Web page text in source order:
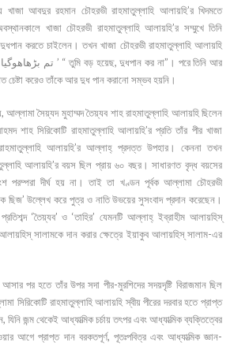
খাজা আবদুর রহমান চৌহরভী রাহমাতুল্লাহি আলায়হি’র খিদমতে
খাজা চৌহরভী রাহমাতুল্লাহি আলায়হি’র সম্মুখে তিনি
করতে চাইলেন। তখন খাজা চৌহরভী রাহমাতুল্লাহি আলায়হি
চেষ্টা করেও তাঁকে আর দুধ পান করানো সম্ভব হয়নি।
আল্লামা সৈয়্যদ মুহাম্মদ তৈয়্যব শাহ রাহমাতুল্লাহি আলায়হি ছিলেন
শাহ সিরিকোটি রাহমাতুল্লাহি আলায়হি’র প্রতি তাঁর পীর খাজা
আলায়হি’র আল্লাহ্ প্রদত্ত উপহার। কেননা তখন
আলায়হি’র বয়স ছিল প্রায় ৬০ বছর। সাধারণত বৃদ্ধ বয়সের
পরম্পরা দীর্ঘ হয় না। তাই তা খণ্ডন পূর্বক আল্লামা চৌহরভী
ছিজ’ উল্লেখ করে পুত্র ও নাতি উভয়ের সুসংবাদ প্রদান করেছেন।
‘তৈয়্যব’ ও ‘তাহির’ যেমনটি আল্লাহ্ ইব্রাহীম আলায়হিস্
সালামকে দান করার ক্ষেত্রে ইয়াকুব আলায়হিস্ সালাম-এর
আসার পর হতে তাঁর উপর সদা পীর-মুরশিদের সদয়দৃষ্টি বিরাজমান ছিল
সিরিকোটি রাহমাতুল্লাহি আলায়হি স্বীয় পীরের দরবার হতে প্রাপ্ত
জন্ম থেকেই আধ্যাত্মিক চর্চায় তৎপর এবং আধ্যাত্মিক ব্যক্তিত্বের
আগে প্রাপ্ত দান বরকতপূর্ণ, পূতঃপবিত্র এবং আধ্যাত্মিক জ্ঞান-